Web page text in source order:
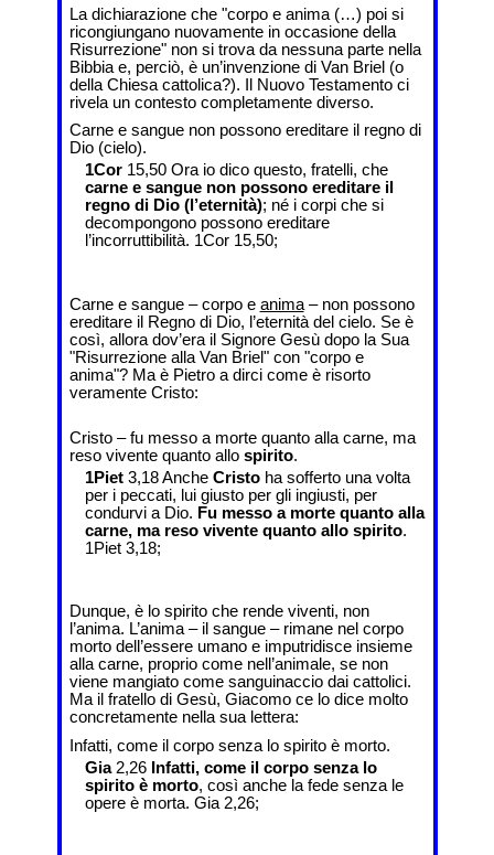
La dichiarazione che "corpo e anima (…) poi si
ricongiungano nuovamente in occasione della
Risurrezione" non si trova da nessuna parte nella
Bibbia e, perciò, è un’invenzione di Van Briel (o
della Chiesa cattolica?). Il Nuovo Testamento ci
rivela un contesto completamente diverso.
Carne e sangue non possono ereditare il regno di
Dio (cielo).
1Cor15,50 Ora io dico questo, fratelli, che
carne e sangue non possono ereditare il
regno di Dio (l’eternità); né i corpi che si
decompongono possono ereditare
l’incorruttibilità. 1Cor 15,50;
Carne e sangue – corpo e anima– non possono
ereditare il Regno di Dio, l’eternità del cielo. Se è
così, allora dov’era il Signore Gesù dopo la Sua
"Risurrezione alla Van Briel" con "corpo e
anima"? Ma è Pietro a dirci come è risorto
veramente Cristo:
Cristo – fu messo a morte quanto alla carne, ma
reso vivente quanto allo spirito.
1Piet3,18 Anche Cristoha sofferto una volta
per i peccati, lui giusto per gli ingiusti, per
condurvi a Dio. Fu messo a morte quanto alla
carne, ma reso vivente quanto allo spirito.
1Piet 3,18;
Dunque, è lo spirito che rende viventi, non
l’anima. L’anima – il sangue – rimane nel corpo
morto dell’essere umano e imputridisce insieme
alla carne, proprio come nell’animale, se non
viene mangiato come sanguinaccio dai cattolici.
Ma il fratello di Gesù, Giacomo ce lo dice molto
concretamente nella sua lettera:
Infatti, come il corpo senza lo spirito è morto.
Gia2,26 Infatti, come il corpo senza lo
spirito è morto, così anche la fede senza le
opere è morta. Gia 2,26;